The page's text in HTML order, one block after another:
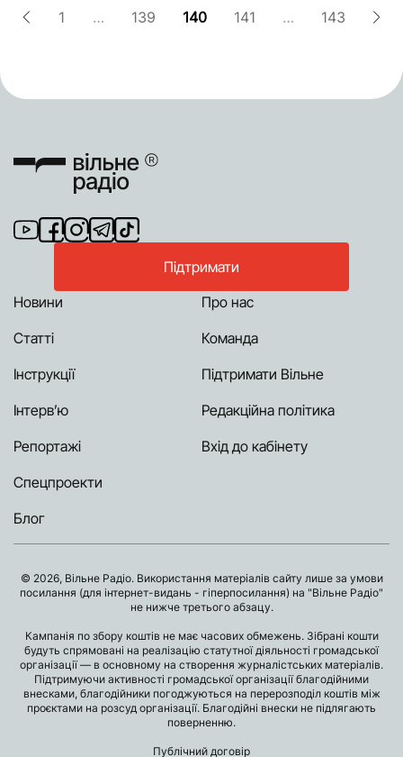
1 … 139 140 141 … 143
Підтримати
Новини
Статті
Інструкції
Інтерв’ю
Репортажі
Спецпроекти
Блог
Про нас
Команда
Підтримати Вільне
Редакційна політика
Вхід до кабінету
© 2026, Вільне Радіо. Використання матеріалів сайту лише за умови
посилання (для інтернет-видань - гіперпосилання) на "Вільне Радіо"
не нижче третього абзацу.
Кампанія по збору коштів не має часових обмежень. Зібрані кошти
будуть спрямовані на реалізацію статутної діяльності громадської
організації — в основному на створення журналістських матеріалів.
Підтримуючи активності громадської організації благодійними
внесками, благодійники погоджуються на перерозподіл коштів між
проєктами на розсуд організації. Благодійні внески не підлягають
поверненню.
Публічний договір